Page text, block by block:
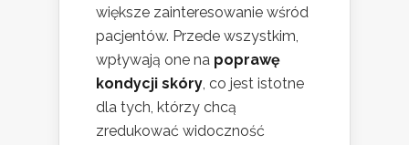
większe zainteresowanie wśród
pacjentów. Przede wszystkim,
wpływają one na poprawę
kondycji skóry, co jest istotne
dla tych, którzy chcą
zredukować widoczność